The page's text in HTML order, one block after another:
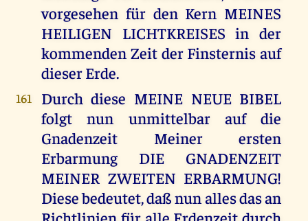
vorgesehen für den Kern MEINES
HEILIGEN LICHTKREISES in der
kommenden Zeit der Finsternis auf
dieser Erde.
161
Durch diese MEINE NEUE BIBEL
folgt nun unmittelbar auf die
Gnadenzeit Meiner ersten
Erbarmung DIE GNADENZEIT
MEINER ZWEITEN ERBARMUNG!
Diese bedeutet, daß nun alles das an